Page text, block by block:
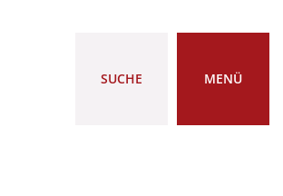
SUCHE MENÜ